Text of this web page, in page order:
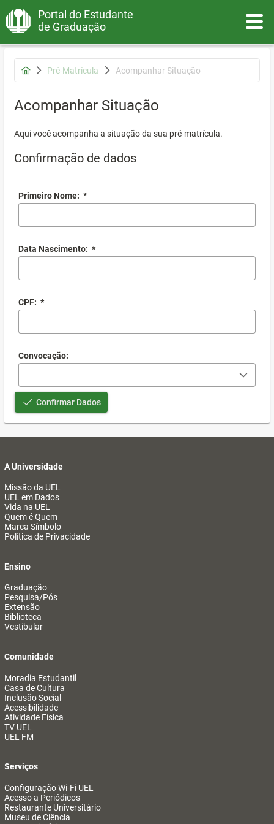
Portal do Estudante
de Graduação
Pré-Matrícula Acompanhar Situação
Acompanhar Situação
Aqui você acompanha a situação da sua pré-matrícula.
Confirmação de dados
Primeiro Nome: *
Data Nascimento: *
CPF: *
Convocação:
Confirmar Dados
A Universidade
Missão da UEL
UEL em Dados
Vida na UEL
Quem é Quem
Marca Símbolo
Política de Privacidade
Ensino
Graduação
Pesquisa/Pós
Extensão
Biblioteca
Vestibular
Comunidade
Moradia Estudantil
Casa de Cultura
Inclusão Social
Acessibilidade
Atividade Física
TV UEL
UEL FM
Serviços
Configuração Wi-Fi UEL
Acesso a Periódicos
Restaurante Universitário
Museu de Ciência